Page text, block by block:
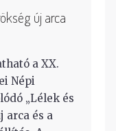
új arca
a XX.
Népi
„Lélek és
arca és a